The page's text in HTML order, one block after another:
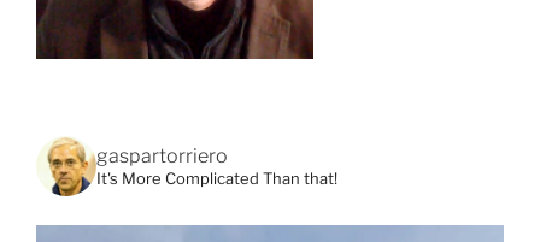
gaspartorriero
It's More Complicated Than that!